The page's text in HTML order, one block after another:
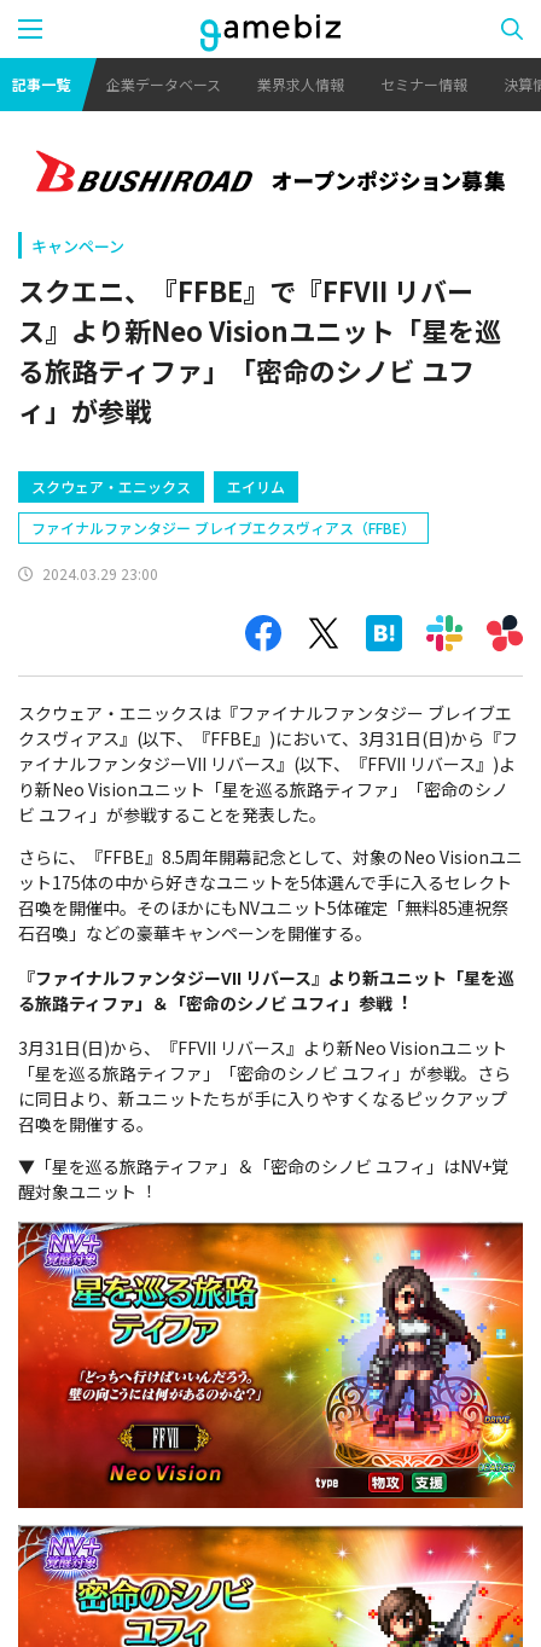
記事一覧 企業データベース 業界求人情報 セミナー情報 決算
キャンペーン
スクエニ、『FFBE』で『FFVII リバー
ス』より新Neo Visionユニット「星を巡
る旅路ティファ」「密命のシノビ ユフ
ィ」が参戦
スクウェア・エニックス
エイリム
ファイナルファンタジー ブレイブエクスヴィアス（FFBE）
2024.03.29 23:00
スクウェア・エニックスは『ファイナルファンタジー ブレイブエ
クスヴィアス』(以下、『FFBE』)において、3月31日(日)から『フ
ァイナルファンタジーVII リバース』(以下、『FFVII リバース』)よ
り新Neo Visionユニット「星を巡る旅路ティファ」「密命のシノ
ビ ユフィ」が参戦することを発表した。
さらに、『FFBE』8.5周年開幕記念として、対象のNeo Visionユニ
ット175体の中から好きなユニットを5体選んで手に入るセレクト
召喚を開催中。そのほかにもNVユニット5体確定「無料85連祝祭
石召喚」などの豪華キャンペーンを開催する。
『ファイナルファンタジーVII リバース』より新ユニット 「星を巡
る旅路ティファ」＆「密命のシノビ ユフィ」参戦︕
3月31日(日)から、『FFVII リバース』より新Neo Visionユニット
「星を巡る旅路ティファ」「密命のシノビ ユフィ」が参戦。さら
に同日より、新ユニットたちが手に入りやすくなるピックアップ
召喚を開催する。
▼「星を巡る旅路ティファ」＆「密命のシノビ ユフィ」はNV+覚
醒対象ユニット︕